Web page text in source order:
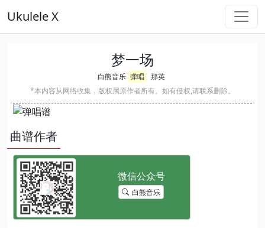
Ukulele X
梦一场
白熊音乐 弹唱
那英
*本内容从网络收集，版权属原作者所有。如有侵权,请联系删除。
曲谱作者
白熊音乐